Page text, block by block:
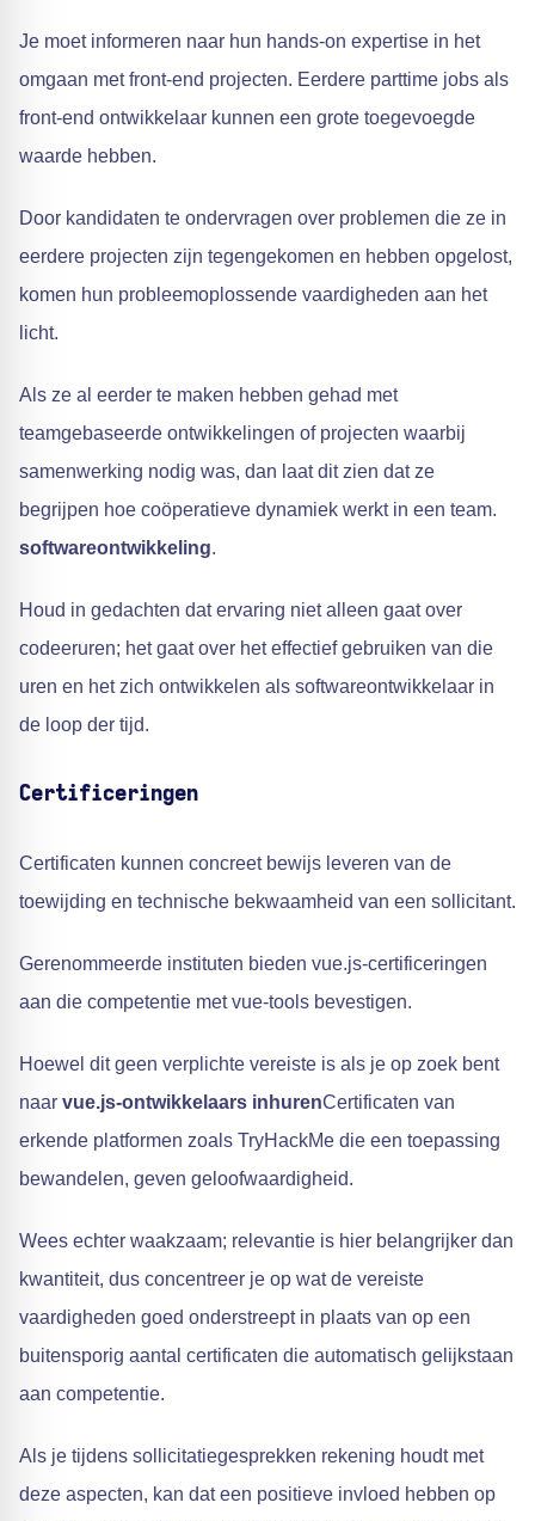
Je moet informeren naar hun hands-on expertise in het
omgaan met front-end projecten. Eerdere parttime jobs als
front-end ontwikkelaar kunnen een grote toegevoegde
waarde hebben.
Door kandidaten te ondervragen over problemen die ze in
eerdere projecten zijn tegengekomen en hebben opgelost,
komen hun probleemoplossende vaardigheden aan het
licht.
Als ze al eerder te maken hebben gehad met
teamgebaseerde ontwikkelingen of projecten waarbij
samenwerking nodig was, dan laat dit zien dat ze
begrijpen hoe coöperatieve dynamiek werkt in een team.
softwareontwikkeling.
Houd in gedachten dat ervaring niet alleen gaat over
codeeruren; het gaat over het effectief gebruiken van die
uren en het zich ontwikkelen als softwareontwikkelaar in
de loop der tijd.
Certificeringen
Certificaten kunnen concreet bewijs leveren van de
toewijding en technische bekwaamheid van een sollicitant.
Gerenommeerde instituten bieden vue.js-certificeringen
aan die competentie met vue-tools bevestigen.
Hoewel dit geen verplichte vereiste is als je op zoek bent
naar vue.js-ontwikkelaars inhurenCertificaten van
erkende platformen zoals TryHackMe die een toepassing
bewandelen, geven geloofwaardigheid.
Wees echter waakzaam; relevantie is hier belangrijker dan
kwantiteit, dus concentreer je op wat de vereiste
vaardigheden goed onderstreept in plaats van op een
buitensporig aantal certificaten die automatisch gelijkstaan
aan competentie.
Als je tijdens sollicitatiegesprekken rekening houdt met
deze aspecten, kan dat een positieve invloed hebben op